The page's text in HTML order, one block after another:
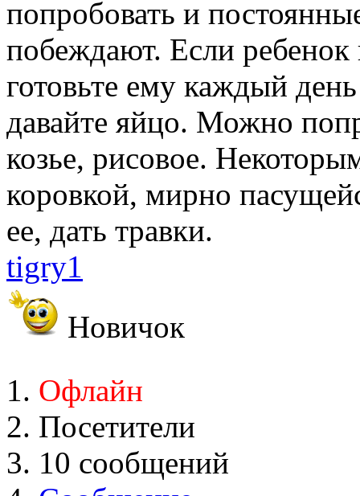
попробовать и
побеждают. Если ребенок
готовьте ему каждый
давайте яйцо. Можно
козье, рисовое.
коровкой, мирно
ее, дать травки.
tigry1
Новичок
Офлайн
Посетители
10 сообщений